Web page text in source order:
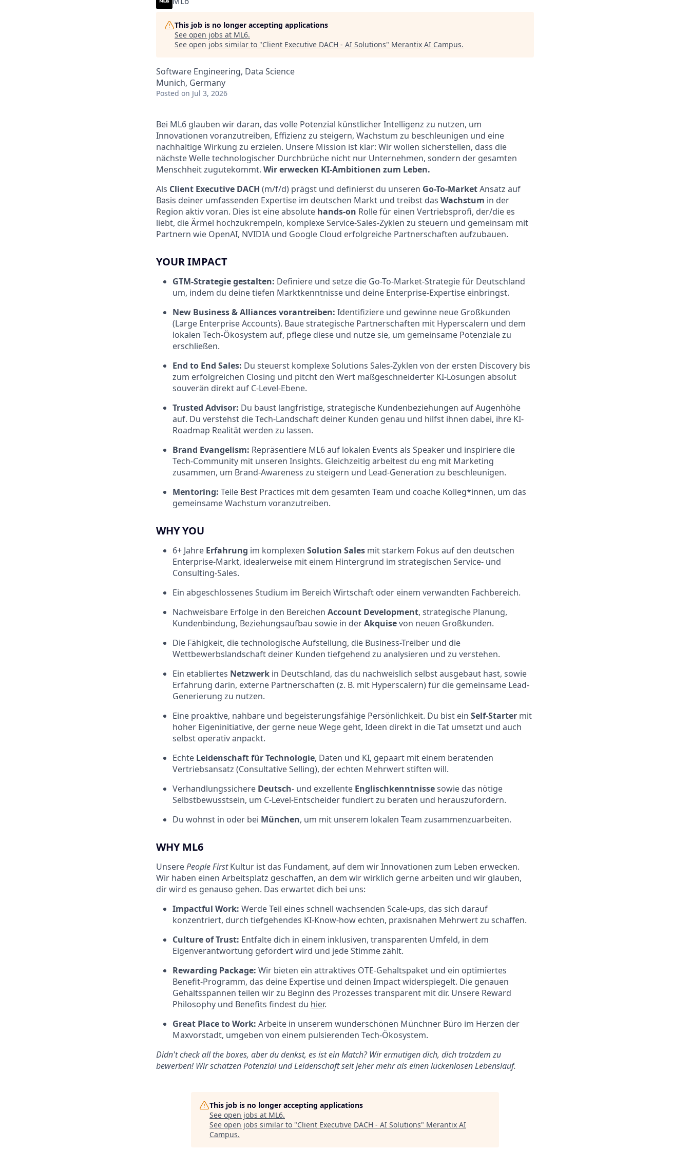
This job is no longer accepting applications
See open jobs at ML6.
See open jobs similar to "Client Executive DACH - AI Solutions" Merantix AI Campus.
Software Engineering, Data Science
Munich, Germany
Posted on Jul 3, 2026
Bei ML6 glauben wir daran, das volle Potenzial künstlicher Intelligenz zu nutzen, um
Innovationen voranzutreiben, Effizienz zu steigern, Wachstum zu beschleunigen und eine
nachhaltige Wirkung zu erzielen. Unsere Mission ist klar: Wir wollen sicherstellen, dass die
nächste Welle technologischer Durchbrüche nicht nur Unternehmen, sondern der gesamten
Menschheit zugutekommt. Wir erwecken KI-Ambitionen zum Leben.
Als Client Executive DACH (m/f/d) prägst und definierst du unseren Go-To-MarketAnsatz auf
Basis deiner umfassenden Expertise im deutschen Markt und treibst das Wachstum in der
Region aktiv voran. Dies ist eine absolute hands-on Rolle für einen Vertriebsprofi, der/die es
liebt, die Ärmel hochzukrempeln, komplexe Service-Sales-Zyklen zu steuern und gemeinsam mit
Partnern wie OpenAI, NVIDIA und Google Cloud erfolgreiche Partnerschaften aufzubauen.
YOUR IMPACT
GTM-Strategie gestalten: Definiere und setze die Go-To-Market-Strategie für Deutschland
um, indem du deine tiefen Marktkenntnisse und deine Enterprise-Expertise einbringst.
New Business & Alliances vorantreiben: Identifiziere und gewinne neue Großkunden
(Large Enterprise Accounts). Baue strategische Partnerschaften mit Hyperscalern und dem
lokalen Tech-Ökosystem auf, pflege diese und nutze sie, um gemeinsame Potenziale zu
erschließen.
End to End Sales: Du steuerst komplexe Solutions Sales-Zyklen von der ersten Discovery bis
zum erfolgreichen Closing und pitcht den Wert maßgeschneiderter KI-Lösungen absolut
souverän direkt auf C-Level-Ebene.
Trusted Advisor: Du baust langfristige, strategische Kundenbeziehungen auf Augenhöhe
auf. Du verstehst die Tech-Landschaft deiner Kunden genau und hilfst ihnen dabei, ihre KI-
Roadmap Realität werden zu lassen.
Brand Evangelism: Repräsentiere ML6 auf lokalen Events als Speaker und inspiriere die
Tech-Community mit unseren Insights. Gleichzeitig arbeitest du eng mit Marketing
zusammen, um Brand-Awareness zu steigern und Lead-Generation zu beschleunigen.
Mentoring: Teile Best Practices mit dem gesamten Team und coache Kolleg*innen, um das
gemeinsame Wachstum voranzutreiben.
WHY YOU
6+ Jahre Erfahrung im komplexen Solution Sales mit starkem Fokus auf den deutschen
Enterprise-Markt, idealerweise mit einem Hintergrund im strategischen Service- und
Consulting-Sales.
Ein abgeschlossenes Studium im Bereich Wirtschaft oder einem verwandten Fachbereich.
Nachweisbare Erfolge in den Bereichen Account Development, strategische Planung,
Kundenbindung, Beziehungsaufbau sowie in derAkquisevon neuen Großkunden.
Die Fähigkeit, die technologische Aufstellung, die Business-Treiber und die
Wettbewerbslandschaft deiner Kunden tiefgehend zu analysieren und zu verstehen.
Ein etabliertes Netzwerk in Deutschland, das du nachweislich selbst ausgebaut hast, sowie
Erfahrung darin, externe Partnerschaften (z. B. mit Hyperscalern) für die gemeinsame Lead-
Generierung zu nutzen.
Eine proaktive, nahbare und begeisterungsfähige Persönlichkeit. Du bist ein Self-Starter mit
hoher Eigeninitiative, der gerne neue Wege geht, Ideen direkt in die Tat umsetzt und auch
selbst operativ anpackt.
Echte LeidenschaftfürTechnologie, Daten und KI, gepaart mit einem beratenden
Vertriebsansatz (Consultative Selling), der echten Mehrwert stiften will.
Verhandlungssichere Deutsch- und exzellente Englischkenntnissesowie das nötige
Selbstbewusstsein, um C-Level-Entscheider fundiert zu beraten und herauszufordern.
Du wohnst in oder bei München, um mit unserem lokalen Team zusammenzuarbeiten.
WHY ML6
UnserePeopleFirstKultur ist das Fundament, auf dem wir Innovationen zum Leben erwecken.
Wir haben einen Arbeitsplatz geschaffen, an dem wir wirklich gerne arbeiten und wir glauben,
dir wird es genauso gehen. Das erwartet dich bei uns:
Impactful Work: Werde Teil eines schnell wachsenden Scale-ups, das sich darauf
konzentriert, durch tiefgehendes KI-Know-how echten, praxisnahen Mehrwert zu schaffen.
Culture of Trust: Entfalte dich in einem inklusiven, transparenten Umfeld, in dem
Eigenverantwortung gefördert wird und jede Stimme zählt.
Rewarding Package: Wir bieten ein attraktives OTE-Gehaltspaket und ein optimiertes
Benefit-Programm, das deine Expertise und deinen Impact widerspiegelt. Die genauen
Gehaltsspannen teilen wir zu Beginn des Prozesses transparent mit dir. Unsere Reward
Philosophy und Benefits findest du hier.
Great Place to Work: Arbeite in unserem wunderschönen Münchner Büro im Herzen der
Maxvorstadt, umgeben von einem pulsierenden Tech-Ökosystem.
Didn't check all the boxes, aber du denkst, es ist ein Match? Wir ermutigen dich, dich trotzdem zu
bewerben! Wir schätzen Potenzial und Leidenschaft seit jeher mehr als einen lückenlosen Lebenslauf.
This job is no longer accepting applications
See open jobs at ML6.
See open jobs similar to "Client Executive DACH - AI Solutions" Merantix AI
Campus.